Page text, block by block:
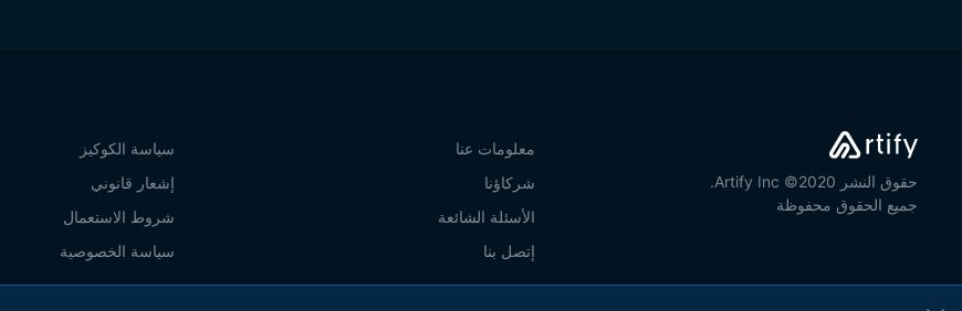
حقوق النشر 2020© Artify Inc.
جميع الحقوق محفوظة
معلومات عنا
شركاؤنا
الأسئلة الشائعة
إتصل بنا
سياسة الكوكيز
إشعار قانوني
شروط الاستعمال
سياسة الخصوصية